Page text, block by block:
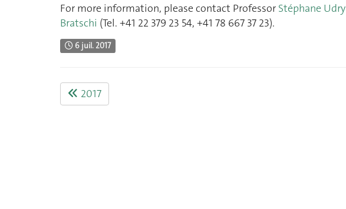
For more information, please contact Professor Stéphane Udry
Bratschi (Tel. +41 22 379 23 54, +41 78 667 37 23).
6 juil. 2017
2017